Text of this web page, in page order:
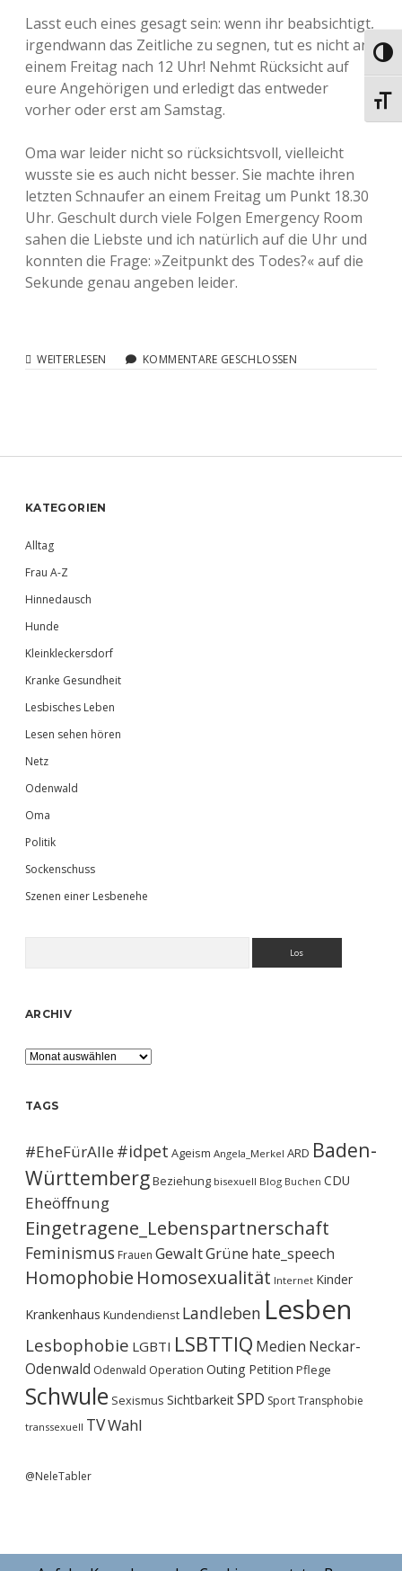
Lasst euch eines gesagt sein: wenn ihr beabsichtigt,
irgendwann das Zeitliche zu segnen, tut es nicht an
einem Freitag nach 12 Uhr! Nehmt Rücksicht auf
eure Angehörigen und erledigt das entweder
vorher oder erst am Samstag.
Oma war leider nicht so rücksichtsvoll, vielleicht
wusste sie es auch nicht besser. Sie machte ihren
letzten Schnaufer an einem Freitag um Punkt 18.30
Uhr. Geschult durch viele Folgen Emergency Room
sahen die Liebste und ich natürlich auf die Uhr und
konnten die Frage: »Zeitpunkt des Todes?« auf die
Sekunde genau angeben leider.
WEITERLESEN WAS
KOMMENTARE GESCHLOSSEN
Sidebar
KATEGORIEN
Alltag
Frau A-Z
Hinnedausch
Hunde
Kleinkleckersdorf
Kranke Gesundheit
Lesbisches Leben
Lesen sehen hören
Netz
Odenwald
Oma
Politik
Sockenschuss
Szenen einer Lesbenehe
ARCHIV
Archiv
TAGS
#EheFürAlle#idpet Ageism Angela_Merkel ARD Baden-
WürttembergBeziehung bisexuell Blog Buchen CDU
Eheöffnung
Eingetragene_Lebenspartnerschaft
Feminismus Frauen GewaltGrüne hate_speech
Homophobie Homosexualität Internet Kinder
Krankenhaus Kundendienst Landleben Lesben
Lesbophobie LGBTI LSBTTIQ Medien Neckar-
Odenwald Odenwald Operation Outing Petition Pflege
Schwule Sexismus SichtbarkeitSPD SportTransphobie
transsexuell TVWahl
@NeleTabler